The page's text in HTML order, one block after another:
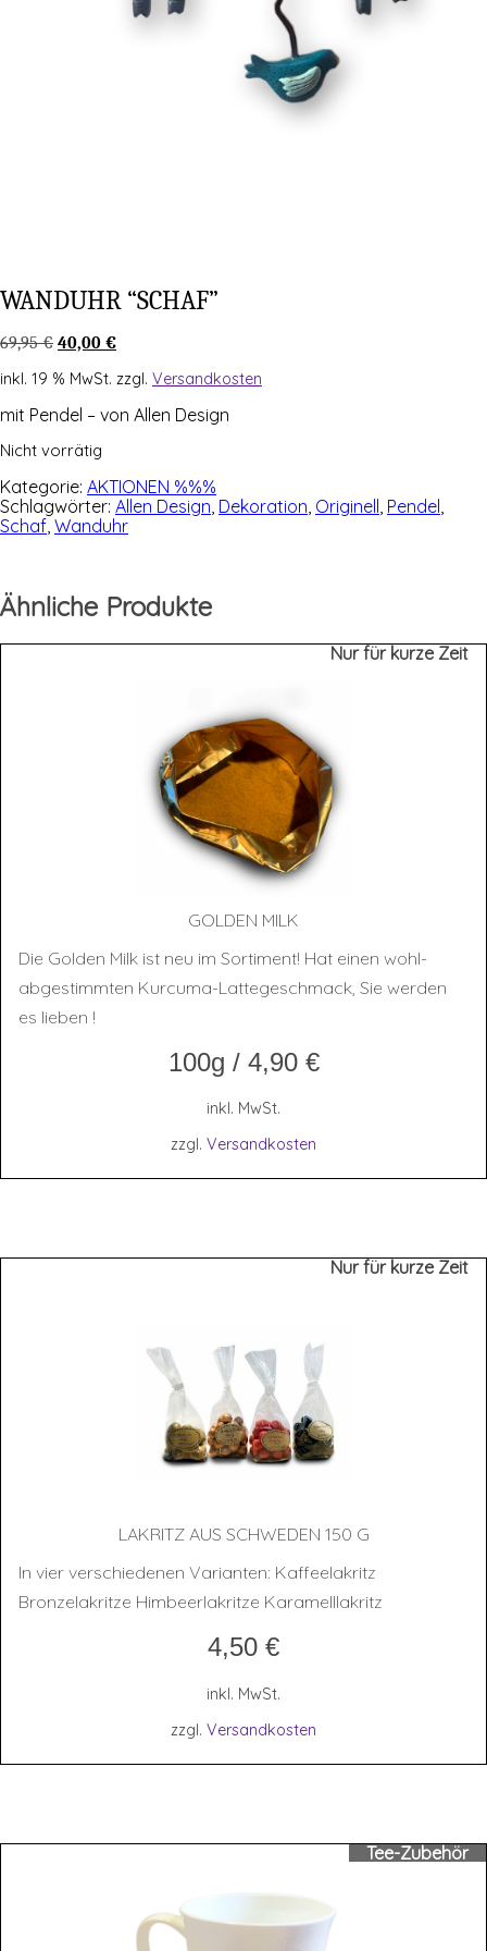
WAND­UHR “SCHAF”
69,95€ Ursprünglicher
war:
40,00 €Aktueller
ist:
inkl. 19 % MwSt. zzgl. Versandkosten
mit Pen­del – von Allen Design
Nicht vorrätig
Kategorie: AKTIONEN %%%
Schlagwörter: Allen Design, Dekoration, Originell, Pendel,
Schaf, Wanduhr
Ähnliche Produkte
Nur für kurze Zeit
GOL­DEN MILK
Die Golden Milk ist neu im Sortiment! Hat einen wohl-
abgestimmten Kurcuma-Lattegeschmack, Sie werden
es lieben !
100g / 4,90 €
inkl. MwSt.
zzgl. Versandkosten
Nur für kurze Zeit
LAKRITZ AUS SCHWE­DEN 150 G
In vier verschiedenen Varianten: Kaffeelakritz
Bronzelakritze Himbeerlakritze Karamelllakritz
4,50 €
inkl. MwSt.
zzgl. Versandkosten
Tee-Zubehör